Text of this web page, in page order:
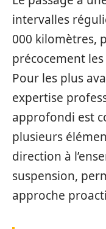
intervalles
000 kilomètres,
précocement
Pour les plus
expertise
approfondi est
plusieurs
direction à
suspension,
approche